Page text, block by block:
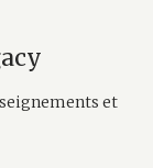
et